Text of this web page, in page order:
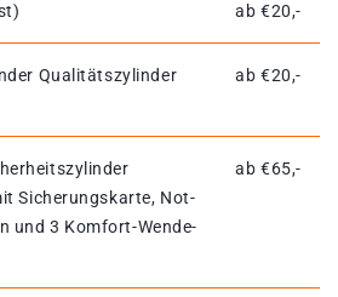
ab €20,-
Qualitätszylinder
ab €20,-
Sicherungskarte, Not-
und 3 Komfort-Wende-
ab €65,-